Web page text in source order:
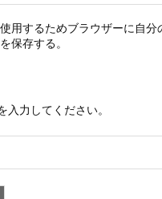
用するためブラウザーに自分
保存する。
入力してください。